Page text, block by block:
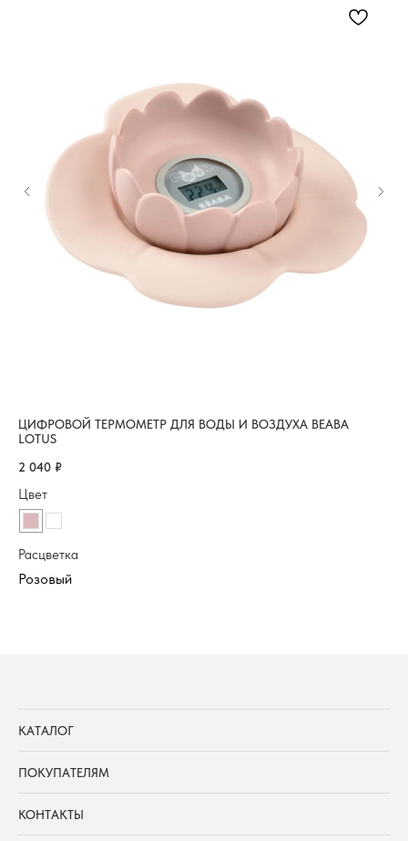
ЦИФРОВОЙ ТЕРМОМЕТР ДЛЯ ВОДЫ И ВОЗДУХА BEABA
LOTUS
2 040 ₽
Цвет
Расцветка
КАТАЛОГ
ПОКУПАТЕЛЯМ
КОНТАКТЫ